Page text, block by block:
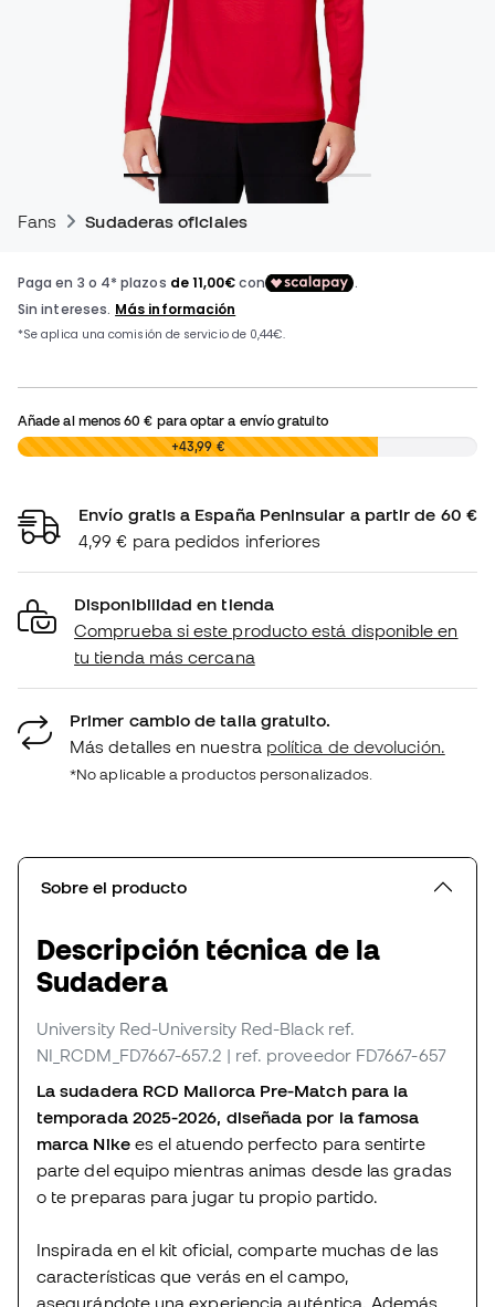
Fans Sudaderas oficiales
Añade al menos60 € para optar a envío gratuito
0,00 € +43,99 €
Envío gratis a España Peninsular a partir de 60 €
4,99 € para pedidos inferiores
Disponibilidad en tienda
Comprueba si este producto está disponible en
tu tienda más cercana
Primer cambio de talla gratuito.
Más detalles en nuestra política de devolución.
*No aplicable a productos personalizados.
Sobre el producto
Descripción técnica de la
Sudadera
University Red-University Red-Black ref.
NI_RCDM_FD7667-657.2 | ref. proveedor FD7667-657
La sudadera RCD Mallorca Pre-Match para la
temporada 2025-2026, diseñada por la famosa
marca Nike es el atuendo perfecto para sentirte
parte del equipo mientras animas desde las gradas
o te preparas para jugar tu propio partido.
Inspirada en el kit oficial, comparte muchas de las
características que verás en el campo,
asegurándote una experiencia auténtica. Además